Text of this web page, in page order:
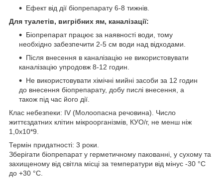
Ефект від дії біопрепарату 6-8 тижнів.
Для туалетів, вигрібних ям, каналізації:
Біопрепарат працює за наявності води, тому
необхідно забезпечити 2-5 см води над відходами.
Після внесення в каналізацію не використовувати
каналізацію упродовж 8-12 годин.
Не використовувати хімічні мийні засоби за 12 годин
до внесення біопрепарату, добу пислі внесення, а
також під час його дії.
Клас небезпеки: IV (Молоопасна речовина). Число
життєздатних клітин мікроорганізмів, КУО/г, не менш ніж
1,0х10*9.
Термін придатності: 3 роки.
Зберігати біопрепарат у герметичному пакованні, у сухому та
захищеному від світла місці за температури від мінус -30 °C
до +30 °C.